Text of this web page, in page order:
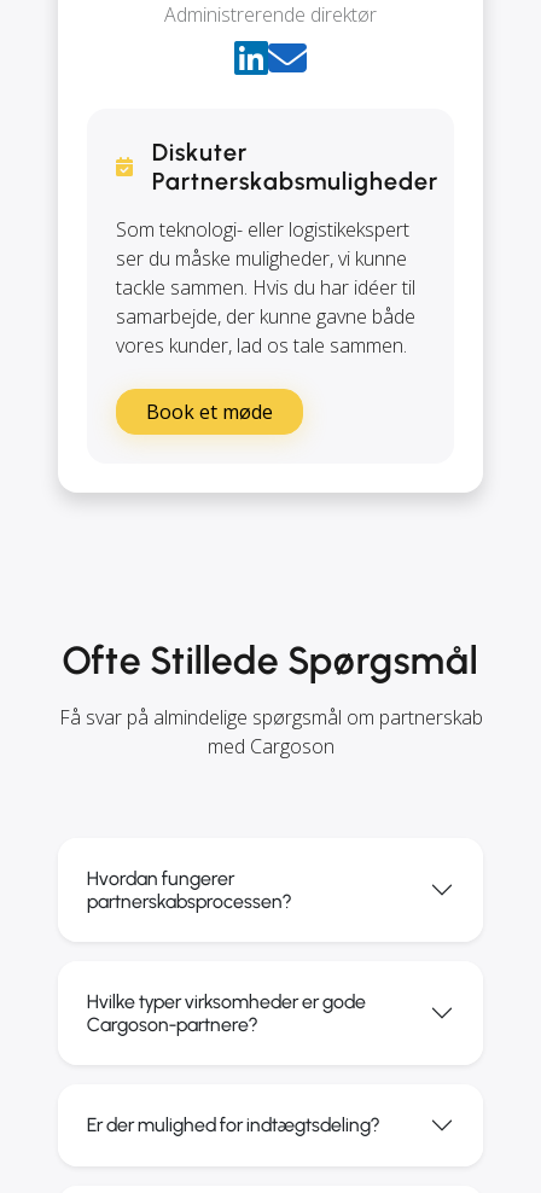
Administrerende direktør
Diskuter
Partnerskabsmuligheder
Som teknologi- eller logistikekspert
ser du måske muligheder, vi kunne
tackle sammen. Hvis du har idéer til
samarbejde, der kunne gavne både
vores kunder, lad os tale sammen.
Book et møde
Ofte Stillede Spørgsmål
Få svar på almindelige spørgsmål om partnerskab
med Cargoson
Hvordan fungerer
partnerskabsprocessen?
Hvilke typer virksomheder er gode
Cargoson-partnere?
Er der mulighed for indtægtsdeling?